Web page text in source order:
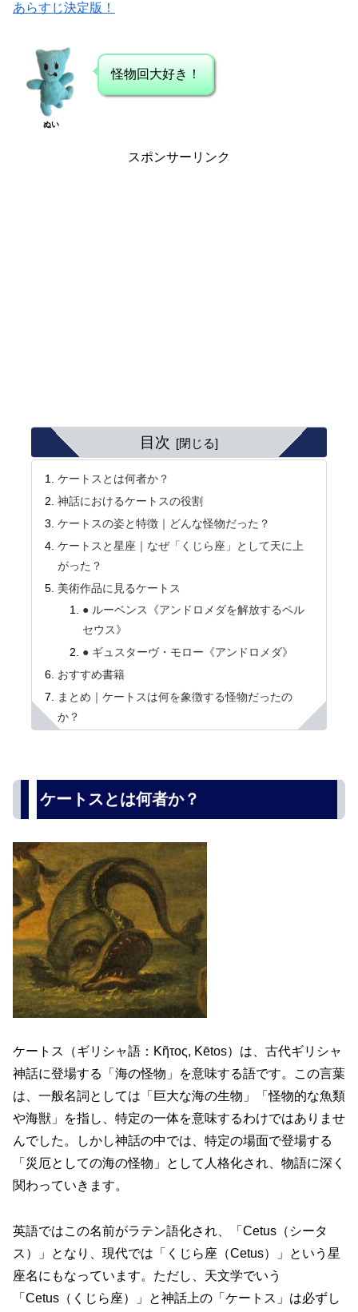
あらすじ決定版！
ぬい
怪物回大好き！
スポンサーリンク
目次
ケートスとは何者か？
神話におけるケートスの役割
ケートスの姿と特徴｜どんな怪物だった？
ケートスと星座｜なぜ「くじら座」として天に上
がった？
美術作品に見るケートス
● ルーベンス《アンドロメダを解放するペル
セウス》
● ギュスターヴ・モロー《アンドロメダ》
おすすめ書籍
まとめ｜ケートスは何を象徴する怪物だったの
か？
ケートスとは何者か？
ケートス（ギリシャ語：Κῆτος, Kētos）は、古代ギリシャ
神話に登場する「海の怪物」を意味する語です。この言葉
は、一般名詞としては「巨大な海の生物」「怪物的な魚類
や海獣」を指し、特定の一体を意味するわけではありませ
んでした。しかし神話の中では、特定の場面で登場する
「災厄としての海の怪物」として人格化され、物語に深く
関わっていきます。
英語ではこの名前がラテン語化され、「Cetus（シータ
ス）」となり、現代では「くじら座（Cetus）」という星
座名にもなっています。ただし、天文学でいう
「Cetus（くじら座）」と神話上の「ケートス」は必ずし